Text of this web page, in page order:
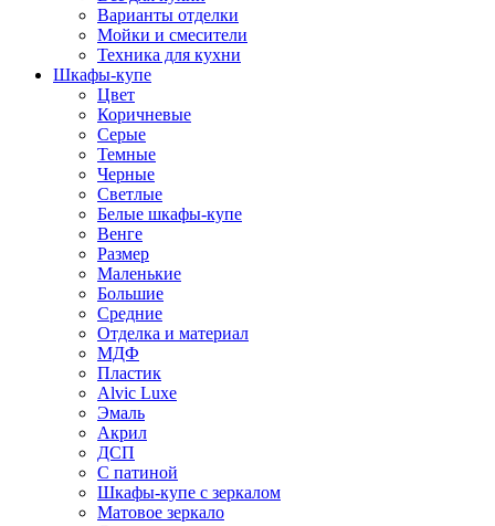
Варианты отделки
Мойки и смесители
Техника для кухни
Шкафы-купе
Цвет
Коричневые
Серые
Темные
Черные
Светлые
Белые шкафы-купе
Венге
Размер
Маленькие
Большие
Средние
Отделка и материал
МДФ
Пластик
Alvic Luxe
Эмаль
Акрил
ДСП
С патиной
Шкафы-купе с зеркалом
Матовое зеркало